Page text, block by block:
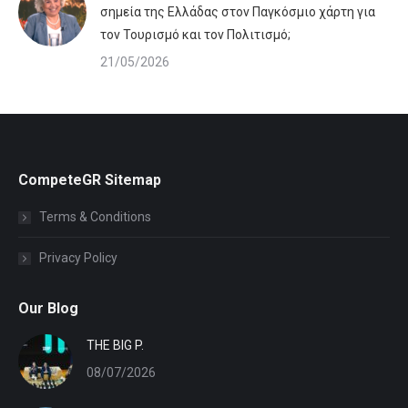
σημεία της Ελλάδας στον Παγκόσμιο χάρτη για
τον Τουρισμό και τον Πολιτισμό;
21/05/2026
CompeteGR Sitemap
Terms & Conditions
Privacy Policy
Our Blog
ΤHE BIG P.
08/07/2026